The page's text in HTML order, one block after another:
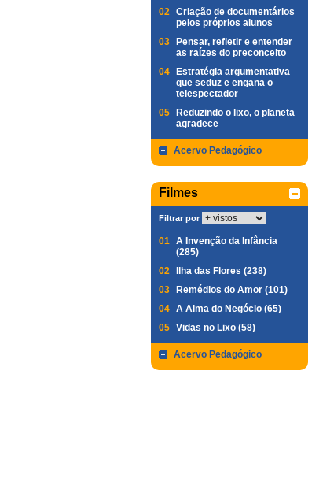
02 Criação de documentários
pelos próprios alunos
03
Pensar, refletir e entender
as raízes do preconceito
04
Estratégia argumentativa
que seduz e engana o
telespectador
05
Reduzindo o lixo, o planeta
agradece
Acervo Pedagógico
Filmes
Filtrar por
01 A Invenção da Infância
(285)
02
Ilha das Flores (238)
03
Remédios do Amor (101)
04 A Alma do Negócio (65)
05 Vidas no Lixo (58)
Acervo Pedagógico